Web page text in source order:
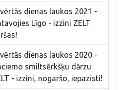
dienas laukos 2021 -
Līgo - izzini ZELT
dienas laukos 2020 -
smiltsērkšķu dārzu
- izzini, nogaršo, iepazīsti!